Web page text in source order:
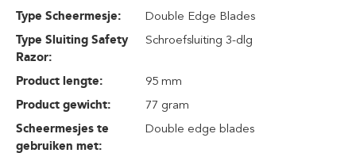
Type Scheermesje:
Double Edge Blades
Type Sluiting Safety
Razor:
Schroefsluiting 3-dlg
Product lengte:
95 mm
Product gewicht:
77 gram
Scheermesjes te
gebruiken met:
Double edge blades